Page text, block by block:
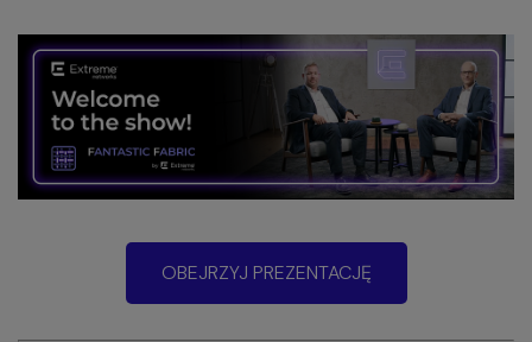
OBEJRZYJ PREZENTACJĘ